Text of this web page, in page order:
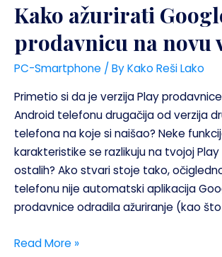
Kako ažurirati
prodavnicu na novu
PC-Smartphone / ByKako Reši Lako
Primetio si da je verzija Play
Android telefonu drugačija od verzija
telefona na koje si naišao? Neke
karakteristike se razlikuju na tvojoj
ostalih? Ako stvari stoje tako,
telefonu nije automatski aplikacija
prodavnice odradila ažuriranje (kao što
Read More »